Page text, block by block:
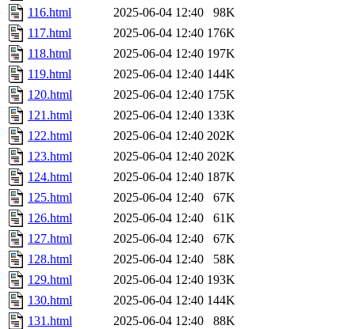
116.html
2025-06-04 12:40
98K
117.html
2025-06-04 12:40 176K
118.html
2025-06-04 12:40 197K
119.html
2025-06-04 12:40 144K
120.html
2025-06-04 12:40 175K
121.html
2025-06-04 12:40 133K
122.html
2025-06-04 12:40 202K
123.html
2025-06-04 12:40 202K
124.html
2025-06-04 12:40 187K
125.html
2025-06-04 12:40
67K
126.html
2025-06-04 12:40
61K
127.html
2025-06-04 12:40
67K
128.html
2025-06-04 12:40
58K
129.html
2025-06-04 12:40 193K
130.html
2025-06-04 12:40 144K
131.html
2025-06-04 12:40
88K